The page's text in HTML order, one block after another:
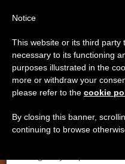
CRISTIANOS PERSEGUIDOS,
PAZ,LIBERTAD RELIGIOSA
Aviso
Del 27 de julio al 7
anual, aprovechando
se generan menos
Notice
This website or its third party
necessary to its functioning
purposes illustrated in the
more or withdraw your
please refer to the cookie
By closing this banner,
continuing to browse